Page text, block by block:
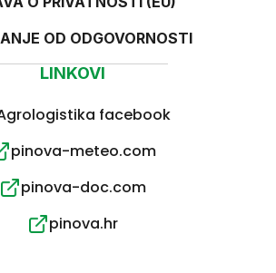
LINKOVI
facebook
pinova-meteo.com
pinova-doc.com
pinova.hr
OD ODGOVORNOSTI